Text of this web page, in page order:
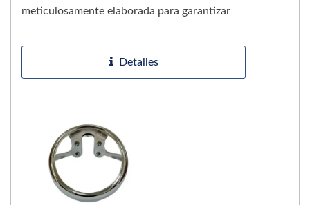
meticulosamente elaborada para garantizar
Detalles